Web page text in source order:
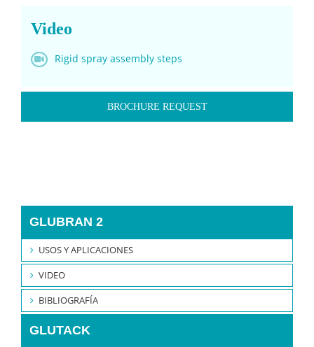
Video
Rigid spray assembly steps
BROCHURE REQUEST
GLUBRAN 2
USOS Y APLICACIONES
VIDEO
BIBLIOGRAFÍA
GLUTACK